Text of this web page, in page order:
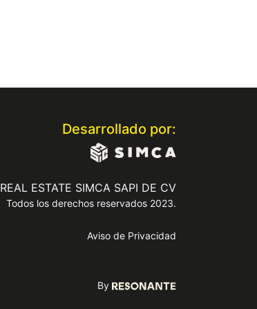
Desarrollado por:
REAL ESTATE SIMCA SAPI DE CV
Todos los derechos reservados 2023.
Aviso de Privacidad
By